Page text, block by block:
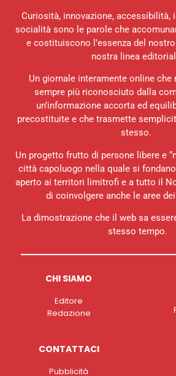
Curiosità, innovazione, accessibilità,
socialità sono le parole che
e costituiscono l’essenza del
nostra linea
Un giornale interamente online che
sempre più riconosciuto dalla
un’informazione accorta ed
precostituite e che trasmette
stesso.
Un progetto frutto di persone libere e
città capoluogo nella quale si
aperto ai territori limitrofi e a tutto il
di coinvolgere anche le aree
La dimostrazione che il web sa
stesso tempo.
CHI SIAMO
Editore
Redazione
CONTATTACI
Pubblicità